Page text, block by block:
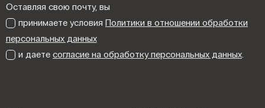
Оставляя свою почту, вы
принимаете условия Политики в отношении обработки
персональных данных
и даете согласие на обработку персональных данных.